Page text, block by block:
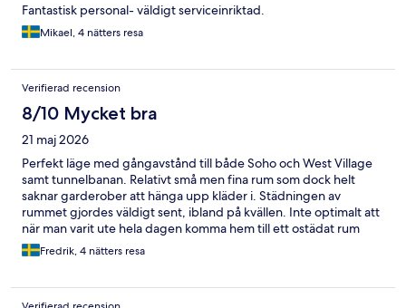
Fantastisk personal- väldigt serviceinriktad.
Mikael, 4 nätters resa
Verifierad recension
8/10 Mycket bra
21 maj 2026
Perfekt läge med gångavstånd till både Soho och West Village
samt tunnelbanan. Relativt små men fina rum som dock helt
saknar garderober att hänga upp kläder i. Städningen av
rummet gjordes väldigt sent, ibland på kvällen. Inte optimalt att
när man varit ute hela dagen komma hem till ett ostädat rum
eller pågående städning.
Fredrik, 4 nätters resa